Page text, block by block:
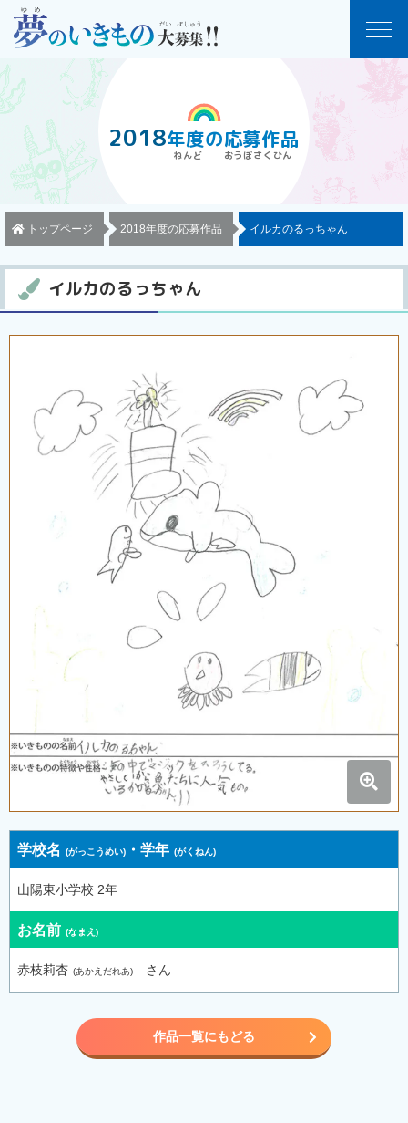
2018年度の応募作品
トップページ 2018年度の応募作品 イルカのるっちゃん
イルカのるっちゃん
学校名 ・学年
山陽東小学校 2年
お名前
赤枝莉杏 さん
作品一覧にもどる